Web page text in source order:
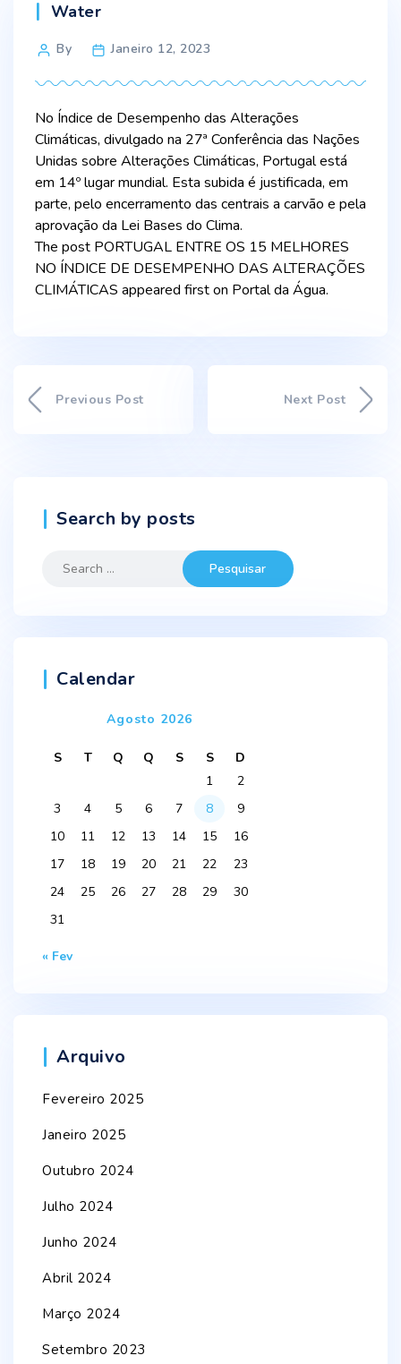
Categories
Water
PostBy Janeiro 12, 2023
No Índice de Desempenho das Alterações
Climáticas, divulgado na 27ª Conferência das Nações
Unidas sobre Alterações Climáticas, Portugal está
em 14º lugar mundial. Esta subida é justificada, em
parte, pelo encerramento das centrais a carvão e pela
aprovação da Lei Bases do Clima.
The post PORTUGAL ENTRE OS 15 MELHORES
NO ÍNDICE DE DESEMPENHO DAS ALTERAÇÕES
CLIMÁTICAS appeared first on Portal da Água.
Previous Post Next Post
Search by posts
Search
Calendar
Agosto 2026
S T Q Q S S
D
1
2
3
4 5 6 7 8
9
10
11 12 13 14 15
16
17
18 19 20 21 22
23
24
25 26 27 28 29
30
31
« Fev
Arquivo
Fevereiro 2025
Janeiro 2025
Outubro 2024
Julho 2024
Junho 2024
Abril 2024
Março 2024
Setembro 2023